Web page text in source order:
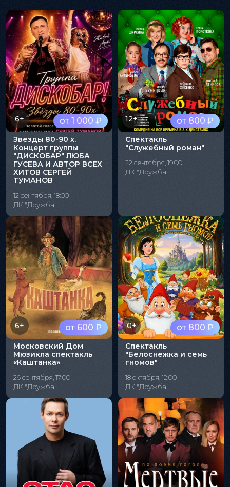
от 1 000 ₽
6+
Звезды 80-90 х.
Концерт группы
"ДИСКОБАР" ЛЮБА
ГУСЕВА И АВТОР ВСЕХ
ХИТОВ СЕРГЕЙ
ТУМАНОВ
12 сентября, 18:00
ДК "Дружба"
от 800 ₽
12+
Спектакль
"Служебный роман"
22 сентября, 19:00
ДК "Дружба"
от 600 ₽
6+
Московский Дом
Мюзикла спектакль
«Каштанка»
26 сентября, 17:00
ДК "Дружба"
от 800 ₽
0+
Спектакль
"Белоснежка и семь
гномов"
18 октября, 12:00
ДК "Дружба"